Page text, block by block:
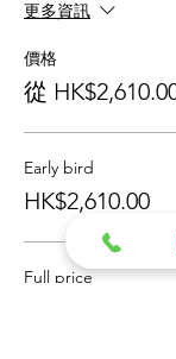
更多資訊
價格
從
Early bird
HK$2,610.00
Full price